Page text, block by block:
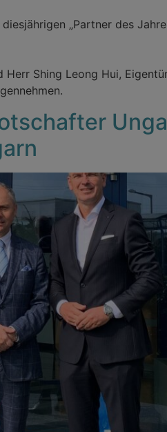
„Partner des
Herr Shing Leong Hui,